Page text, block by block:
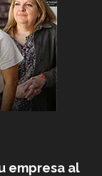
empresa al